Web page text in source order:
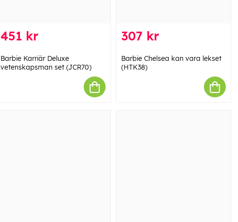
451 kr
Barbie Karriär Deluxe
vetenskapsman set (JCR70)
307 kr
Barbie Chelsea kan vara lekset
(HTK38)